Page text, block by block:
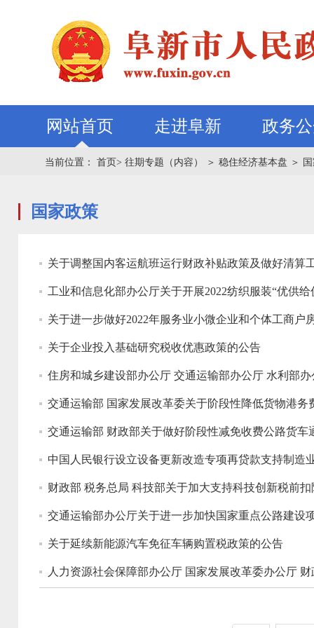
网站首页 走进阜新 政务
当前位置： 首页> 往期专题（内容） ＞ 稳住经济基本盘 ＞
国家政策
关于调整国内客运航班运行财政补贴政策及做好清算
工业和信息化部办公厅关于开展2022纺织服装“优供
关于进一步做好2022年服务业小微企业和个体工商户
关于企业投入基础研究税收优惠政策的公告
交通运输部 国家发展改革委关于阶段性降低货物港务
交通运输部 财政部关于做好阶段性减免收费公路货车
中国人民银行设立设备更新改造专项再贷款支持制造
财政部 税务总局 科技部关于加大支持科技创新税前
交通运输部办公厅关于进一步加快国家重点公路建设
关于延续新能源汽车免征车辆购置税政策的公告